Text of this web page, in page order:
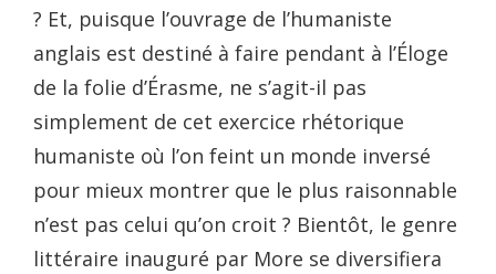
? Et, puisque l’ouvrage de l’humaniste
anglais est destiné à faire pendant à l’Éloge
de la folie d’Érasme, ne s’agit-il pas
simplement de cet exercice rhétorique
humaniste où l’on feint un monde inversé
pour mieux montrer que le plus raisonnable
n’est pas celui qu’on croit ? Bientôt, le genre
littéraire inauguré par More se diversifiera